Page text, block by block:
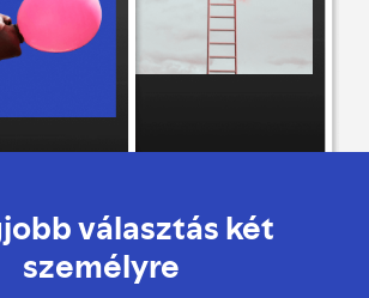
választás két
személyre